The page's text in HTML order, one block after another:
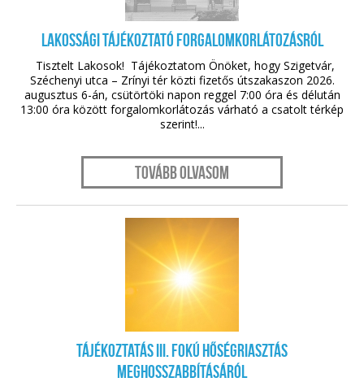
LAKOSSÁGI TÁJÉKOZTATÓ forgalomkorlátozásról
Tisztelt Lakosok! Tájékoztatom Önöket, hogy Szigetvár,
Széchenyi utca – Zrínyi tér közti fizetős útszakaszon 2026.
augusztus 6-án, csütörtöki napon reggel 7:00 óra és délután
13:00 óra között forgalomkorlátozás várható a csatolt térkép
szerint!...
Tovább olvasom
Tájékoztatás III. fokú hőségriasztás
meghosszabbításáról